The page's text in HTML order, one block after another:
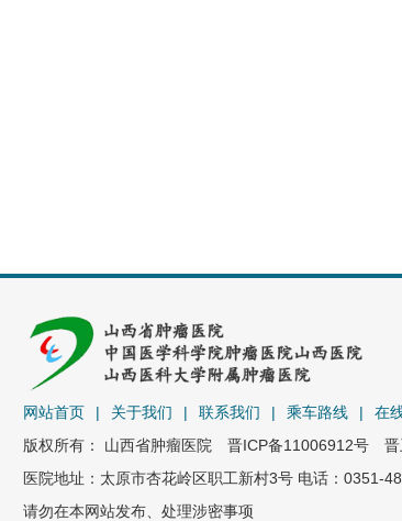
网站首页 | 关于我们 | 联系我们 | 乘车路线 | 在
版权所有： 山西省肿瘤医院 晋ICP备11006912号 晋
医院地址：太原市杏花岭区职工新村3号 电话：0351-
请勿在本网站发布、处理涉密事项